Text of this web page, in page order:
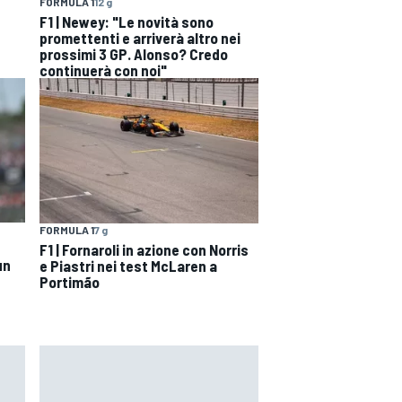
F1 | Newey: "Le novità sono
promettenti e arriverà altro nei
prossimi 3 GP. Alonso? Credo
continuerà con noi"
FORMULA 17 g
F1 | Fornaroli in azione con Norris
e Piastri nei test McLaren a
Portimão